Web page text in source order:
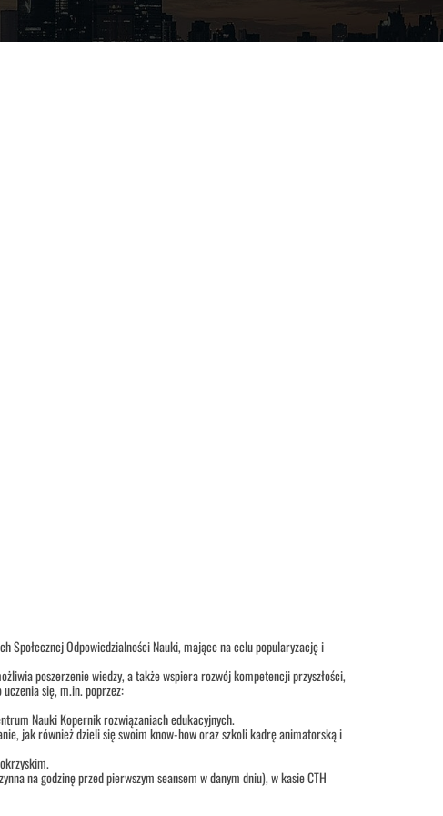
Odpowiedzialności Nauki, mające na celu popularyzację i
poszerzenie wiedzy, a także wspiera rozwój kompetencji przyszłości,
się, m.in. poprzez:
Nauki Kopernik rozwiązaniach edukacyjnych.
jak również dzieli się swoim know-how oraz szkoli kadrę animatorską i
na godzinę przed pierwszym seansem w danym dniu), w kasie CTH